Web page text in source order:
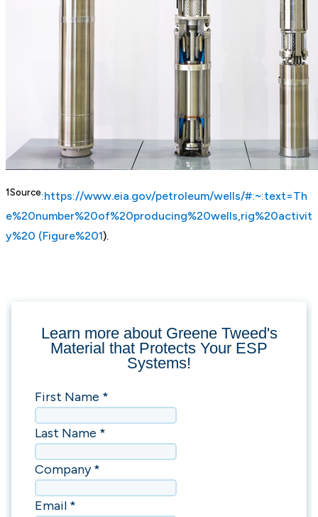
1Source:https://www.eia.gov/petroleum/wells/#:~:text=Th
e%20number%20of%20producing%20wells,rig%20activit
y%20 (Figure%201).